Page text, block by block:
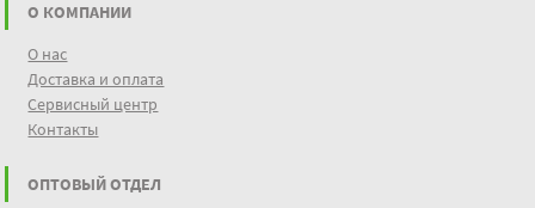
О КОМПАНИИ
О нас
Доставка и оплата
Сервисный центр
Контакты
ОПТОВЫЙ ОТДЕЛ